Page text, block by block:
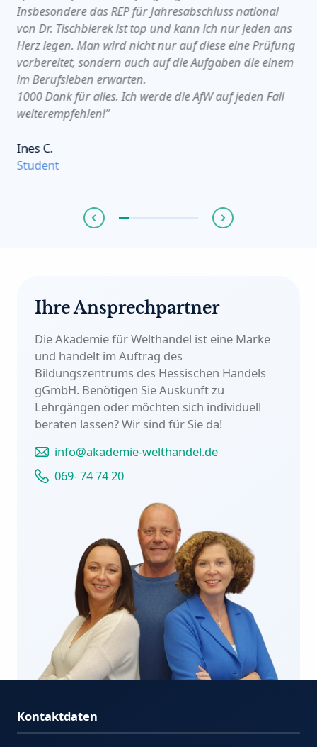
Insbesondere das REP für Jahresabschluss national
von Dr. Tischbierek ist top und kann ich nur jeden ans
Herz legen. Man wird nicht nur auf diese eine Prüfung
vorbereitet, sondern auch auf die Aufgaben die einem
im Berufsleben erwarten.
1000 Dank für alles. Ich werde die AfW auf jeden Fall
weiterempfehlen!”
Ines C.
Student
Ihre Ansprechpartner
Die Akademie für Welthandel ist eine Marke
und handelt im Auftrag des
Bildungszentrums des Hessischen Handels
gGmbH. Benötigen Sie Auskunft zu
Lehrgängen oder möchten sich individuell
beraten lassen?Wir sind für Sie da!
info@akademie-welthandel.de
069- 74 74 20
Kontaktdaten